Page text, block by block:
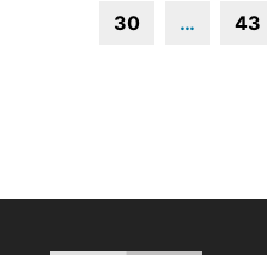
30 … 43